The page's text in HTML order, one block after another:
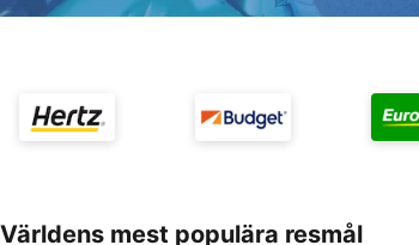
Världens mest populära resmål